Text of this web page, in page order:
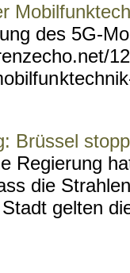
des 5G-
Brüssel
Regierung
die
gelten